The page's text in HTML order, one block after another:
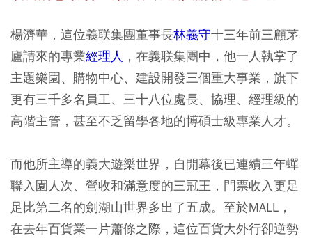
楊濟華，這位義联集團董事長林義守十三年前三顧茅
廬請來的專業經理人 ，在義联集團中，他一人執掌了
主題樂園、購物中心、建設開發三個重大事業，旗下
更有三千多名員工、三十八位處長、協理、經理級的
高階主管，甚至不乏留學各地的博碩士級專業人才。
而他所主導的義大遊樂世界，自開幕後已連續三年蟬
聯入園人次、營收和滿意度的三冠王，門票收入更足
足比第二名的劍湖山世界多出了五成。至於MALL，
在去年百貨業一片蕭條之際，這位百貨大外行卻逆勢